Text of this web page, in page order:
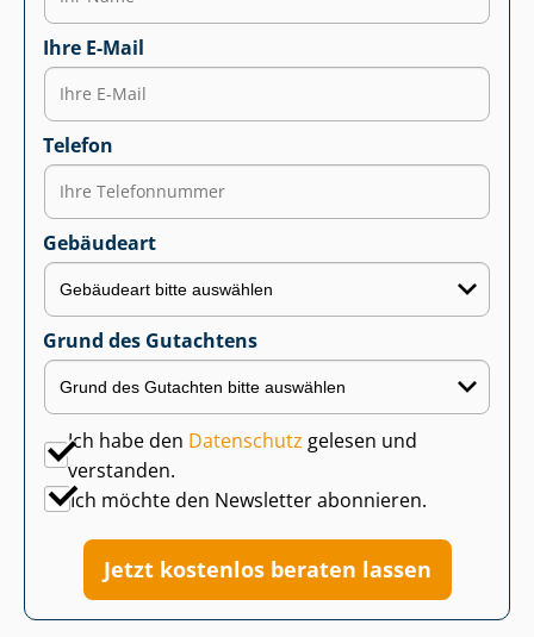
Ihre E-Mail
Telefon
Gebäudeart
Grund des Gutachtens
Ich habe den Datenschutz gelesen und
verstanden.
Ich möchte den Newsletter abonnieren.
Jetzt kostenlos beraten lassen